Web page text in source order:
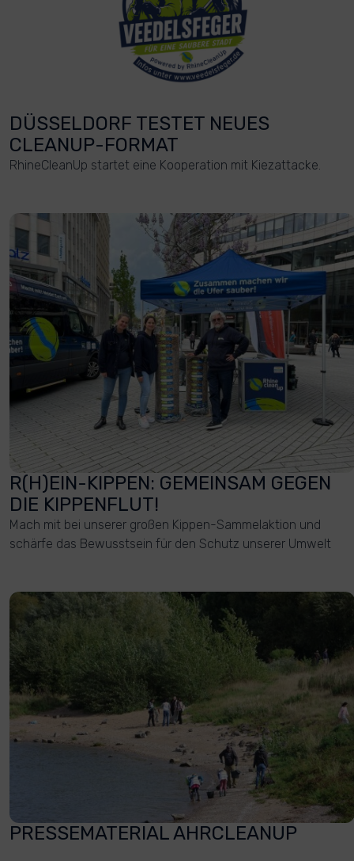
DÜSSELDORF TESTET NEUES
CLEANUP-FORMAT
RhineCleanUp startet eine Kooperation mit Kiezattacke.
R(H)EIN-KIPPEN: GEMEINSAM GEGEN
DIE KIPPENFLUT!
Mach mit bei unserer großen Kippen-Sammelaktion und
schärfe das Bewusstsein für den Schutz unserer Umwelt
PRESSEMATERIAL AHRCLEANUP